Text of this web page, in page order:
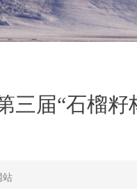
三届“石榴
站